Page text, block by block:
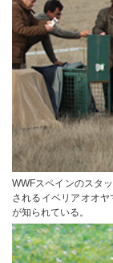
WWFスペインのスタ
されるイベリアオオ
が知られている。